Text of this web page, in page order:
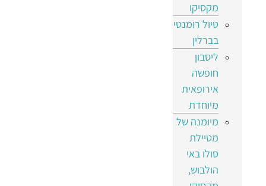
מקסיקו
טיול רומנטי
בברלין
ליסבון
חופשה
אירופאית
מיוחדת
מיומנה של
מטיילת
סולו באי
הולבוש,